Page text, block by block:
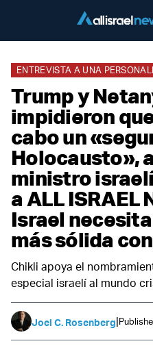
ENTREVISTA A UNA
Trump y
impidieron
cabo un
Holocausto»,
ministro
a ALL ISRAEL
Israel
más sólida
Chikli apoya el
especial israelí al mundo
Joel C. Rosenberg|